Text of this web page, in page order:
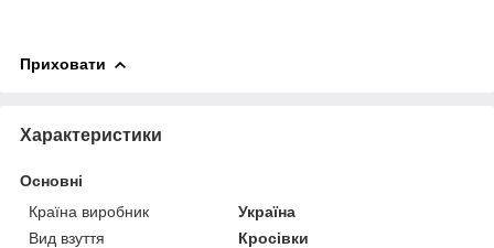
Приховати
Характеристики
Основні
Країна виробник
Україна
Вид взуття
Кросівки